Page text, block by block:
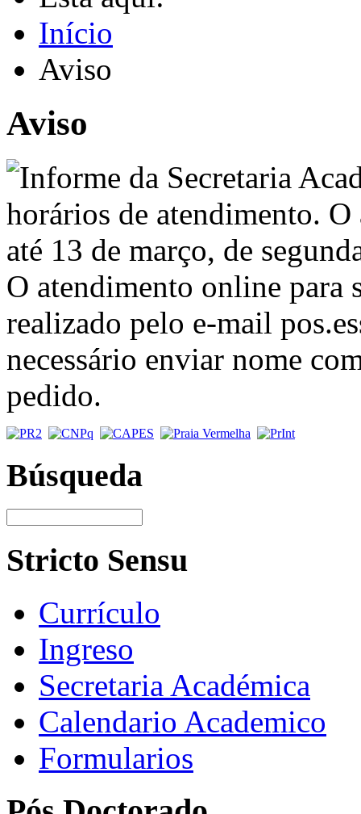
Início
Aviso
Aviso
Búsqueda
Stricto Sensu
Currículo
Ingreso
Secretaria Académica
Calendario Academico
Formularios